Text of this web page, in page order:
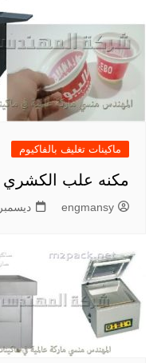
ماكينات تغليف بالفاكيوم
مكنه علب الكشري
engmansy ديسمبر 20, 2021